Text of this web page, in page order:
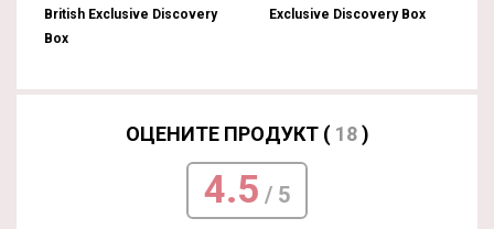
British Exclusive Discovery
Box
Exclusive Discovery Box
ОЦЕНИТЕ ПРОДУКТ ( 18)
4.5 / 5